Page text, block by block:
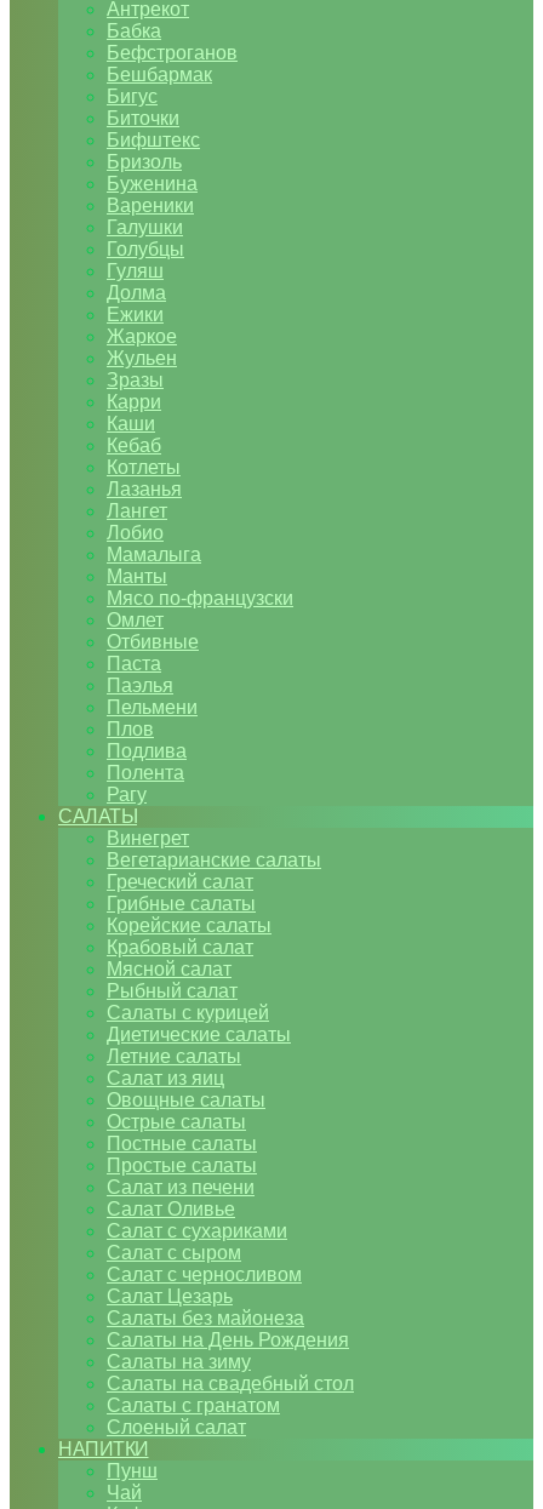
Антрекот
Бабка
Бефстроганов
Бешбармак
Бигус
Биточки
Бифштекс
Бризоль
Буженина
Вареники
Галушки
Голубцы
Гуляш
Долма
Ежики
Жаркое
Жульен
Зразы
Карри
Каши
Кебаб
Котлеты
Лазанья
Лангет
Лобио
Мамалыга
Манты
Мясо по-французски
Омлет
Отбивные
Паста
Паэлья
Пельмени
Плов
Подлива
Полента
Рагу
САЛАТЫ
Винегрет
Вегетарианские салаты
Греческий салат
Грибные салаты
Корейские салаты
Крабовый салат
Мясной салат
Рыбный салат
Салаты с курицей
Диетические салаты
Летние салаты
Салат из яиц
Овощные салаты
Острые салаты
Постные салаты
Простые салаты
Салат из печени
Салат Оливье
Салат с сухариками
Салат с сыром
Салат с черносливом
Салат Цезарь
Салаты без майонеза
Салаты на День Рождения
Салаты на зиму
Салаты на свадебный стол
Салаты с гранатом
Слоеный салат
НАПИТКИ
Пунш
Чай